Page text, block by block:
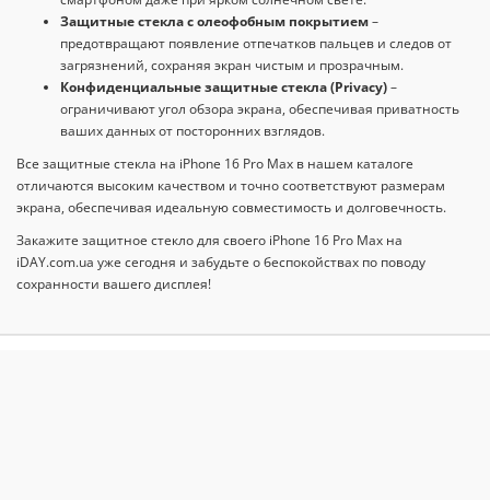
Защитные стекла с олеофобным покрытием–
предотвращают появление отпечатков пальцев и следов от
загрязнений, сохраняя экран чистым и прозрачным.
Конфиденциальные защитные стекла (Privacy)–
ограничивают угол обзора экрана, обеспечивая приватность
ваших данных от посторонних взглядов.
Все защитные стекла на iPhone 16 Pro Max в нашем каталоге
отличаются высоким качеством и точно соответствуют размерам
экрана, обеспечивая идеальную совместимость и долговечность.
Закажите защитное стекло для своего iPhone 16 Pro Max на
iDAY.com.ua уже сегодня и забудьте о беспокойствах по поводу
сохранности вашего дисплея!